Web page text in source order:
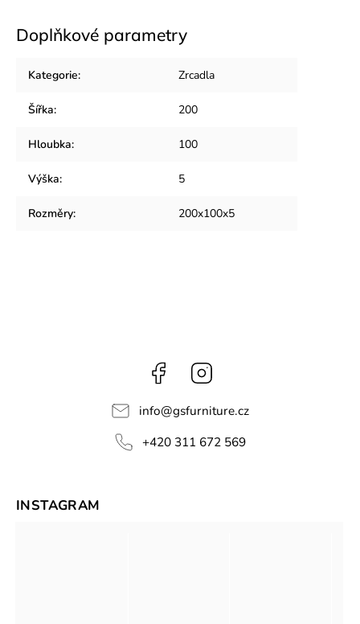
Doplňkové parametry
Kategorie: Zrcadla
Šířka: 200
Hloubka: 100
Výška: 5
Rozměry: 200x100x5
Facebook
info@gsfurniture.cz
+420 311 672 569
INSTAGRAM